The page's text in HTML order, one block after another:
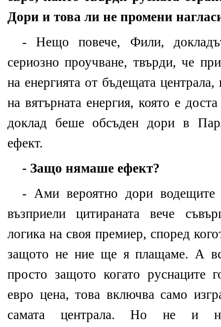
Дори и това ли не промени
- Нещо повече, Фили,
сериозно проучване, твърди, че
на енергията от бъдещата
на вятърната енергия, която е
доклад беше обсъден дори в
ефект.
- Защо нямаше ефект?
- Ами вероятно дори
възприели цитираната вече
логика на своя премиер, според
защото не ние ще я плащаме. А
просто защото когато руснаците
евро цена, това включва само
самата централа. Но не и